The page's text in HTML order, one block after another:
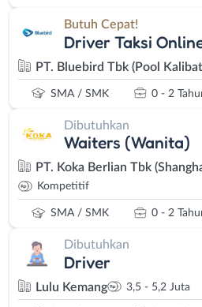
Butuh Cepat!
Driver Taksi
PT. Bluebird Tbk (Pool
SMA / SMK 0 - 2
Dibutuhkan
Waiters (Wanita)
PT. Koka Berlian Tbk
Kompetitif
SMA / SMK 0 - 2
Dibutuhkan
Driver
Lulu Kemang 3,5 - 5,2 Juta